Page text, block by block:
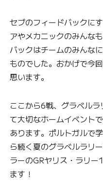
セブのフィードバックに
アやメカニックのみんな
バックはチームのみんな
ものでした。おかげで今
思います。
ここから6戦、グラベル
て大切なホームイベント
あります。ポルトガルで
ら続く夏のグラベルラリ
ラーのGRヤリス・ラリ
ます！